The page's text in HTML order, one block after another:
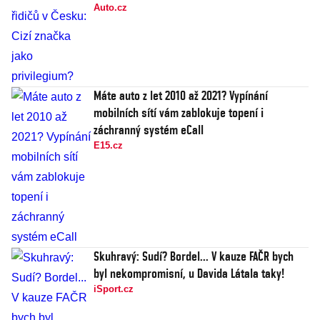
Auto.cz
Máte auto z let 2010 až 2021? Vypínání
mobilních sítí vám zablokuje topení i
záchranný systém eCall
E15.cz
Skuhravý: Sudí? Bordel... V kauze FAČR bych
byl nekompromisní, u Davida Látala taky!
iSport.cz